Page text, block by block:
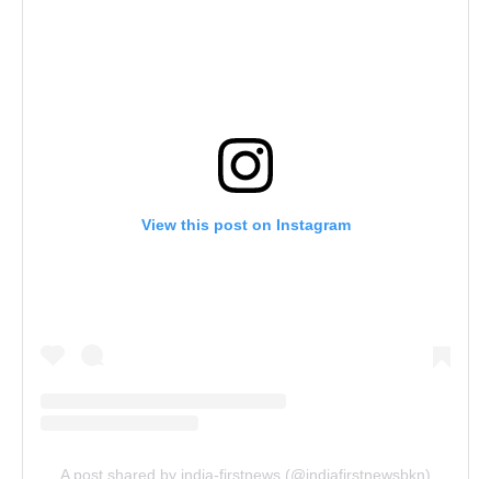
View this post on Instagram
A post shared by india-firstnews (@indiafirstnewsbkn)